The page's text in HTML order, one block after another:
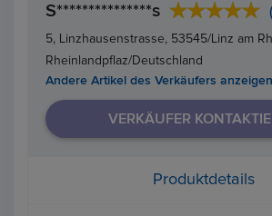
S***************s
5, Linzhausenstrasse, 53545/Linz am
Rheinlandpflaz/Deutschland
Andere Artikel des Verkäufers anzeigen
VERKÄUFER
Produktdetails